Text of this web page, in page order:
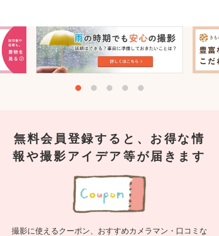
無料会員登録すると、お得な情
報や撮影アイデア等が届きます
撮影に使えるクーポン、おすすめカメラマン・口コミな